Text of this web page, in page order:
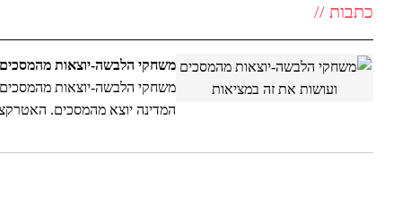
כתבות //
משחקי הלבשה-יוצאות
משחקי הלבשה-יוצאות
המדינה יוצא מהמסכים.